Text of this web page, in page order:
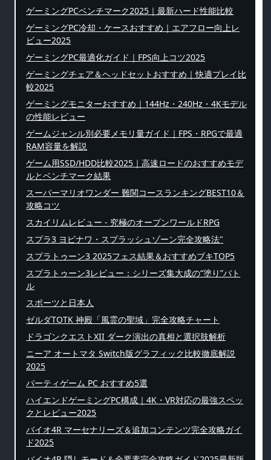
ゲーミングPCベンチマーク2025｜最新ハード性能比較
ゲーミングPC冷却・ケースおすすめ｜エアフロー向上レ
ビュー2025
ゲーミングPC最適化ガイド｜FPS向上コツ2025
ゲーミングチェア＆ヘッドセットおすすめ｜快適プレイ比
較2025
ゲーミングモニターおすすめ｜144Hz・240Hz・4Kモデル
の性能レビュー
ゲームジャンル別必要メモリ量ガイド｜FPS・RPGで最適
RAM容量を解説
ゲーム用SSD/HDD比較2025｜高速ロードのおすすめモデ
ルとベンチマーク結果
スーパーマリオワンダー 難関コースランキングBEST10＆
攻略コツ
スカイリムレビュー - 究極のオープンワールドRPG
スプラ3 ヨビナワ・スプラッシュゾーン完全攻略法"
スプラトゥーン3 2025フェス結果＆おすすめブキTOP5
スプラトゥーン3レビュー：シリーズ集大成の“塗り”バト
ル
スポーツと日本人
ゼルダTOTK 神殿「風霊の聖域」完全攻略チャート
ドラゴンクエストXII ダーク演出の真相と選択肢解析
ニーア オートマタ Switch版グラフィック比較徹底解説
2025
パーティゲーム PC おすすめ5選
ハイエンドゲーミングPC構成｜4K・VR対応の最強スペッ
クとレビュー2025
バイオ4R マーセナリーズ＆追加コンテンツ完全攻略ガイ
ド2025